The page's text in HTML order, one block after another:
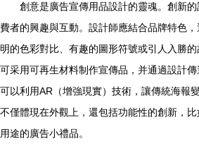
創意是廣告宣傳用品設計的靈魂。創新
費者的興趣與互動。設計師應結合品牌特色
明的色彩對比、有趣的圖形符號或引人入勝
可采用可再生材料制作宣傳品，并通過設計
可以利用AR（增強現實）技術，讓傳統海報
不僅體現在外觀上，還包括功能性的創新，
用途的廣告小禮品。